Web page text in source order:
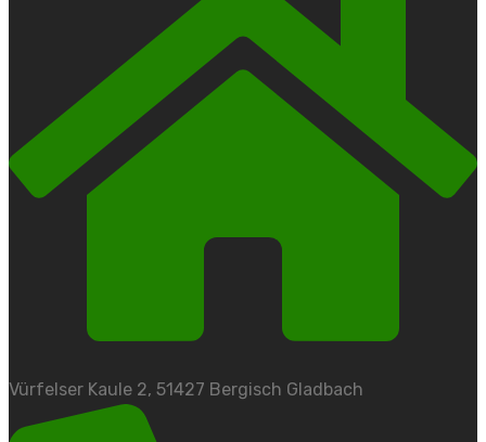
Vürfelser Kaule 2, 51427 Bergisch Gladbach